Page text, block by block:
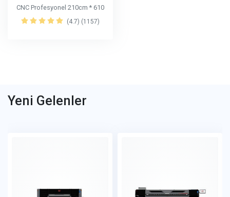
CNC Profesyonel 210cm * 610
cm) (4.7) (1157)
Yeni Gelenler